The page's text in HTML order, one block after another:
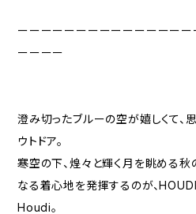
ーーーーーーーーーーーーーー
ーーーー
澄み切ったブルーの空が嬉しくて、
ウトドア。
寒空の下、煌々と輝く月を眺める秋
なる着心地を発揮するのが、
Houdi。